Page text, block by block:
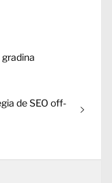
de SEO off-